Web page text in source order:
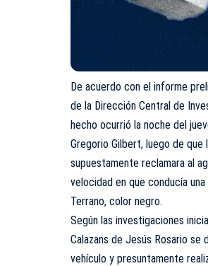
De acuerdo con el informe
de la Dirección Central de
hecho ocurrió la noche del
Gregorio Gilbert, luego de que
supuestamente reclamara al
velocidad en que conducía
Terrano, color negro.
Según las investigaciones
Calazans de Jesús Rosario se
vehículo y presuntamente